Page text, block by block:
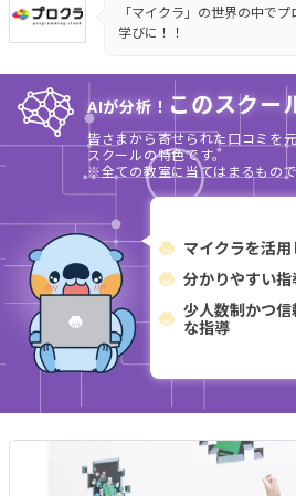
「マイクラ」の世界の中で
学びに！！
AIが分析！ このスクー
皆さまから寄せられた口コミを
スクールの特色です。
※全ての教室に当てはまるもので
マイクラを活
分かりやすい
少人数制かつ
な指導